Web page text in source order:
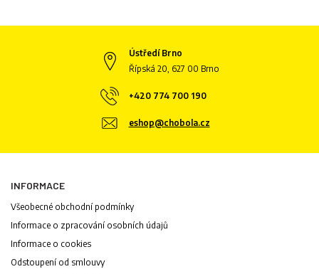
Ústředí Brno
Řípská 20, 627 00 Brno
+420 774 700 190
eshop@chobola.cz
INFORMACE
Všeobecné obchodní podmínky
Informace o zpracování osobních údajů
Informace o cookies
Odstoupení od smlouvy